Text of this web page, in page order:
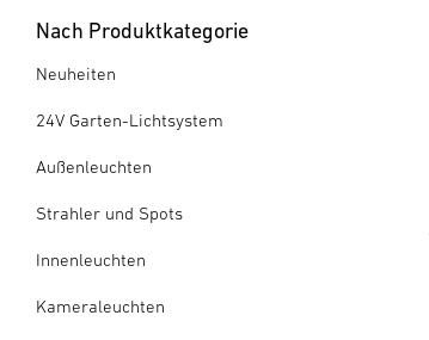
Nach Produktkategorie
Neuheiten
24V Garten-Lichtsystem
Außenleuchten
Strahler und Spots
Innenleuchten
Kameraleuchten